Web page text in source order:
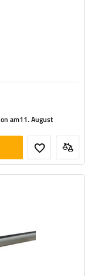
am11. August